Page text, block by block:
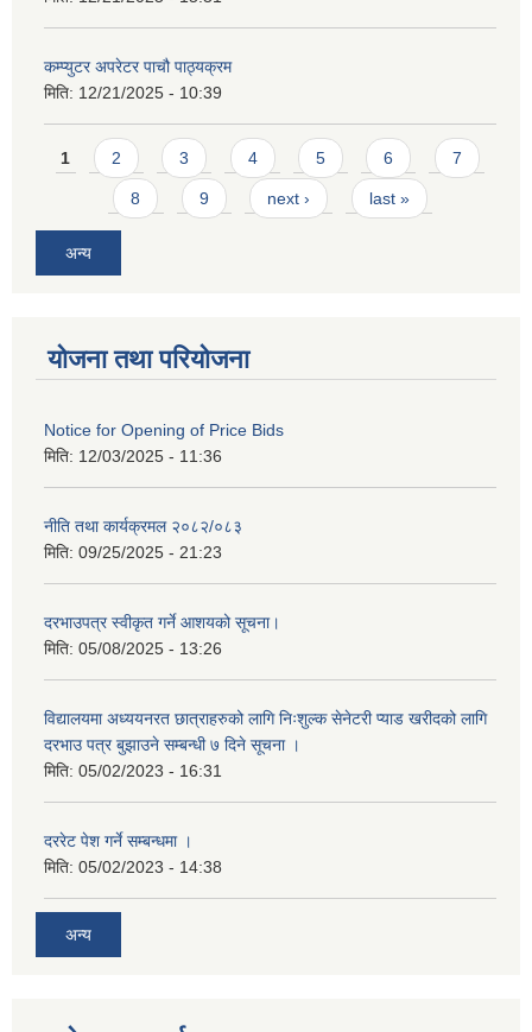
कम्प्युटर अपरेटर पाचौ पाठ्यक्रम
मिति: 12/21/2025 - 10:39
Pages
1 2 3 4 5 6 7
8 9 next › last »
अन्य
योजना तथा परियोजना
Notice for Opening of Price Bids
मिति: 12/03/2025 - 11:36
नीति तथा कार्यक्रमल २०८२/०८३
मिति: 09/25/2025 - 21:23
दरभाउपत्र स्वीकृत गर्ने आशयको सूचना।
मिति: 05/08/2025 - 13:26
विद्यालयमा अध्ययनरत छात्राहरुको लागि निःशुल्क सेनेटरी प्याड खरीदको लागि
दरभाउ पत्र बुझाउने सम्बन्धी ७ दिने सूचना ।
मिति: 05/02/2023 - 16:31
दररेट पेश गर्ने सम्बन्धमा ।
मिति: 05/02/2023 - 14:38
अन्य